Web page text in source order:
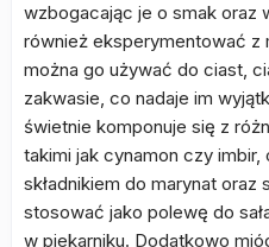
wzbogacając je o smak oraz
również eksperymentować z
można go używać do ciast,
zakwasie, co nadaje im
świetnie komponuje się z
takimi jak cynamon czy
składnikiem do marynat
stosować jako polewę do
w piekarniku. Dodatkowo